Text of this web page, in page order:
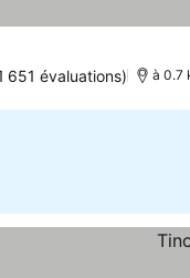
651 évaluations) à 0.7